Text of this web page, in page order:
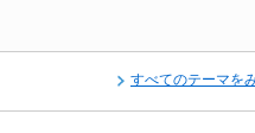
すべてのテーマを